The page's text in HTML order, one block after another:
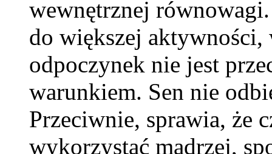
wewnętrznej
do większej aktywności,
odpoczynek nie jest
warunkiem. Sen nie
Przeciwnie, sprawia, że
wykorzystać mądrzej,